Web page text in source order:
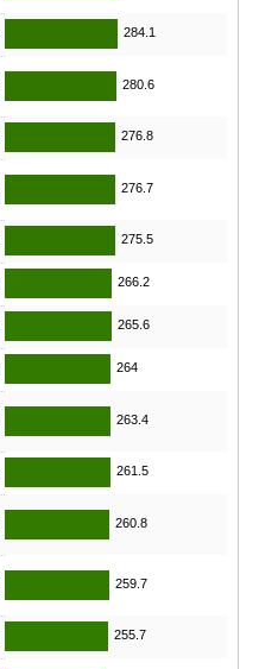
284.1
280.6
276.8
276.7
275.5
266.2
265.6
264
263.4
261.5
260.8
259.7
255.7